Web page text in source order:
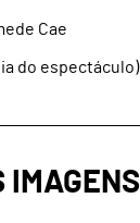
Cae
do espectáculo)